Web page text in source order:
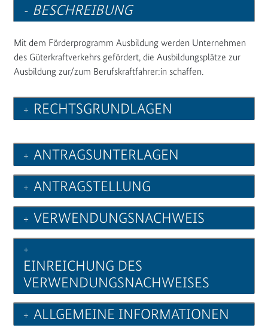
BESCHREIBUNG
Mit dem Förderprogramm Ausbildung werden Unternehmen
des Güterkraftverkehrs gefördert, die Ausbildungsplätze zur
Ausbildung zur/zum Berufskraftfahrer:in schaffen.
RECHTSGRUNDLAGEN
ANTRAGSUNTERLAGEN
ANTRAGSTELLUNG
VERWENDUNGSNACHWEIS
EINREICHUNG DES
VERWENDUNGSNACHWEISES
ALLGEMEINE INFORMATIONEN